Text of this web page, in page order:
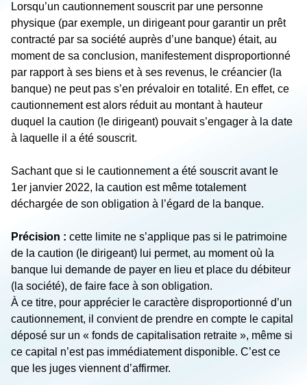
Lorsqu’un cautionnement souscrit par une personne
physique (par exemple, un dirigeant pour garantir un prêt
contracté par sa société auprès d’une banque) était, au
moment de sa conclusion, manifestement disproportionné
par rapport à ses biens et à ses revenus, le créancier (la
banque) ne peut pas s’en prévaloir en totalité. En effet, ce
cautionnement est alors réduit au montant à hauteur
duquel la caution (le dirigeant) pouvait s’engager à la date
à laquelle il a été souscrit.
Sachant que si le cautionnement a été souscrit avant le
1er janvier 2022, la caution est même totalement
déchargée de son obligation à l’égard de la banque.
Précision : cette limite ne s’applique pas si le patrimoine
de la caution (le dirigeant) lui permet, au moment où la
banque lui demande de payer en lieu et place du débiteur
(la société), de faire face à son obligation.
À ce titre, pour apprécier le caractère disproportionné d’un
cautionnement, il convient de prendre en compte le capital
déposé sur un « fonds de capitalisation retraite », même si
ce capital n’est pas immédiatement disponible. C’est ce
que les juges viennent d’affirmer.